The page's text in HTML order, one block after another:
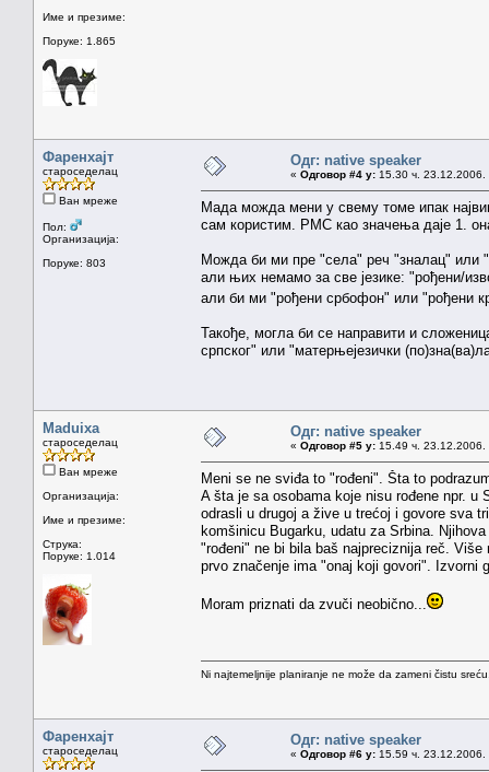
Име и презиме:
Поруке: 1.865
Фаренхајт
староседелац
Ван мреже
Пол:
Организација:
Поруке: 803
Одг: native speaker
« Одговор #4 у: 15.30 ч. 23.12.2006.
Мада можда мени у свему томе ипак
сам користим. РМС као значења даје 1.
Можда би ми пре "села" реч "зналац" или
али њих немамо за све језике: "рођени/
али би ми "рођени србофон" или "рођени
Такође, могла би се направити и
српског" или "матерњејезички
Maduixa
староседелац
Ван мреже
Организација:
Име и презиме:
Струка:
Поруке: 1.014
Одг: native speaker
« Одговор #5 у: 15.49 ч. 23.12.2006.
Meni se ne sviđa to "rođeni". Šta to
A šta je sa osobama koje nisu rođene npr.
odrasli u drugoj a žive u trećoj i govore sva
komšinicu Bugarku, udatu za Srbina.
"rođeni" ne bi bila baš najpreciznija reč.
prvo značenje ima "onaj koji govori". Izvorni
Moram priznati da zvuči neobično...
Ni najtemeljnije planiranje ne može da zameni čistu
Фаренхајт
староседелац
Одг: native speaker
« Одговор #6 у: 15.59 ч. 23.12.2006.